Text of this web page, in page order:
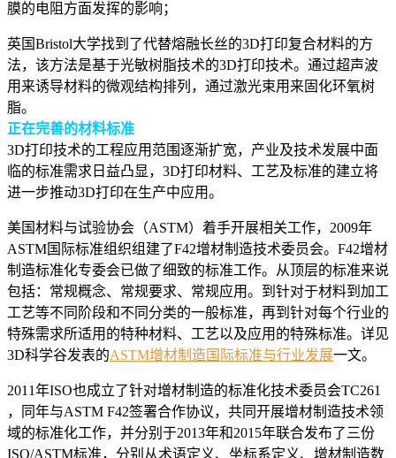
膜的电阻方面发挥的影响；
英国Bristol大学找到了代替熔融长丝的3D打印复合材料的方
法，该方法是基于光敏树脂技术的3D打印技术。通过超声波
用来诱导材料的微观结构排列，通过激光束用来固化环氧树
脂。
正在完善的材料标准
3D打印技术的工程应用范围逐渐扩宽，产业及技术发展中面
临的标准需求日益凸显，3D打印材料、工艺及标准的建立将
进一步推动3D打印在生产中应用。
美国材料与试验协会（ASTM）着手开展相关工作，2009年
ASTM国际标准组织组建了F42增材制造技术委员会。F42增材
制造标准化专委会已做了细致的标准工作。从顶层的标准来说
包括：常规概念、常规要求、常规应用。到针对于材料到加工
工艺等不同阶段和不同分类的一般标准，再到针对每个行业的
特殊需求所适用的特种材料、工艺以及应用的特殊标准。详见
3D科学谷发表的ASTM增材制造国际标准与行业发展一文。
2011年ISO也成立了针对增材制造的标准化技术委员会TC261
，同年与ASTM F42签署合作协议，共同开展增材制造技术领
域的标准化工作，并分别于2013年和2015年联合发布了三份
ISO/ASTM标准，分别从术语定义、坐标系定义、增材制造数